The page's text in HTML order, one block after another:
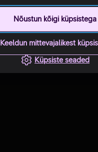
Nõustun kõigi küpsistega
Keeldun mittevajalikest
Küpsiste seaded